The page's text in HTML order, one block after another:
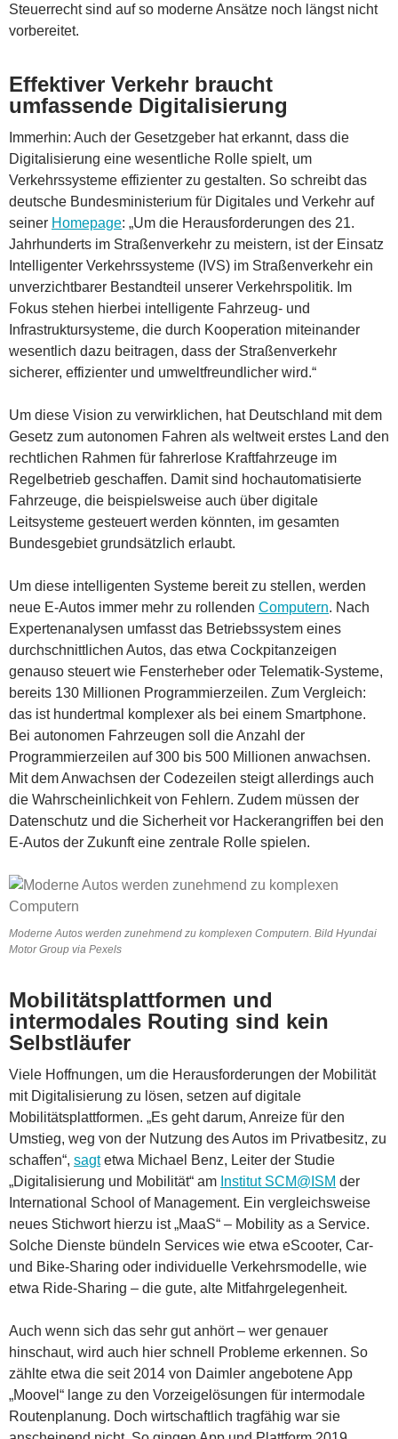
Steuerrecht sind auf so moderne Ansätze noch längst nicht
vorbereitet.
Effektiver Verkehr braucht
umfassende Digitalisierung
Immerhin: Auch der Gesetzgeber hat erkannt, dass die
Digitalisierung eine wesentliche Rolle spielt, um
Verkehrssysteme effizienter zu gestalten. So schreibt das
deutsche Bundesministerium für Digitales und Verkehr auf
seiner Homepage: „Um die Herausforderungen des 21.
Jahrhunderts im Straßenverkehr zu meistern, ist der Einsatz
Intelligenter Verkehrssysteme (IVS) im Straßenverkehr ein
unverzichtbarer Bestandteil unserer Verkehrspolitik. Im
Fokus stehen hierbei intelligente Fahrzeug- und
Infrastruktursysteme, die durch Kooperation miteinander
wesentlich dazu beitragen, dass der Straßenverkehr
sicherer, effizienter und umweltfreundlicher wird.“
Um diese Vision zu verwirklichen, hat Deutschland mit dem
Gesetz zum autonomen Fahren als weltweit erstes Land den
rechtlichen Rahmen für fahrerlose Kraftfahrzeuge im
Regelbetrieb geschaffen. Damit sind hochautomatisierte
Fahrzeuge, die beispielsweise auch über digitale
Leitsysteme gesteuert werden könnten, im gesamten
Bundesgebiet grundsätzlich erlaubt.
Um diese intelligenten Systeme bereit zu stellen, werden
neue E-Autos immer mehr zu rollenden Computern. Nach
Expertenanalysen umfasst das Betriebssystem eines
durchschnittlichen Autos, das etwa Cockpitanzeigen
genauso steuert wie Fensterheber oder Telematik-Systeme,
bereits 130 Millionen Programmierzeilen. Zum Vergleich:
das ist hundertmal komplexer als bei einem Smartphone.
Bei autonomen Fahrzeugen soll die Anzahl der
Programmierzeilen auf 300 bis 500 Millionen anwachsen.
Mit dem Anwachsen der Codezeilen steigt allerdings auch
die Wahrscheinlichkeit von Fehlern. Zudem müssen der
Datenschutz und die Sicherheit vor Hackerangriffen bei den
E-Autos der Zukunft eine zentrale Rolle spielen.
Moderne Autos werden zunehmend zu komplexen Computern. Bild Hyundai
Motor Group via Pexels
Mobilitätsplattformen und
intermodales Routing sind kein
Selbstläufer
Viele Hoffnungen, um die Herausforderungen der Mobilität
mit Digitalisierung zu lösen, setzen auf digitale
Mobilitätsplattformen. „Es geht darum, Anreize für den
Umstieg, weg von der Nutzung des Autos im Privatbesitz, zu
schaffen“, sagtetwa Michael Benz, Leiter der Studie
„Digitalisierung und Mobilität“ am Institut SCM@ISM der
International School of Management. Ein vergleichsweise
neues Stichwort hierzu ist „MaaS“ – Mobility as a Service.
Solche Dienste bündeln Services wie etwa eScooter, Car-
und Bike-Sharing oder individuelle Verkehrsmodelle, wie
etwa Ride-Sharing – die gute, alte Mitfahrgelegenheit.
Auch wenn sich das sehr gut anhört – wer genauer
hinschaut, wird auch hier schnell Probleme erkennen. So
zählte etwa die seit 2014 von Daimler angebotene App
„Moovel“ lange zu den Vorzeigelösungen für intermodale
Routenplanung. Doch wirtschaftlich tragfähig war sie